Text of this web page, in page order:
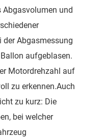
Abgasvolumen und
der Abgasmessung
aufgeblasen.
Motordrehzahl auf
zu erkennen.Auch
zu kurz: Die
bei welcher